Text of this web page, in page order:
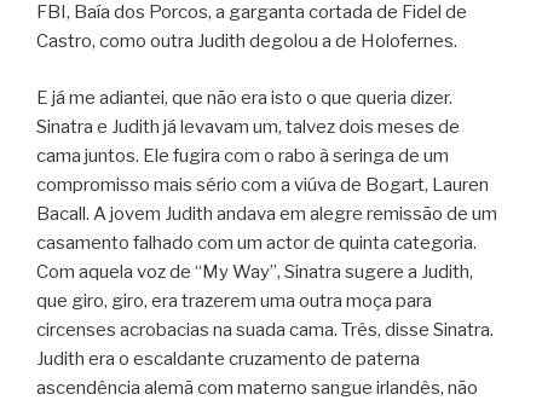
FBI, Baía dos Porcos, a garganta cortada de Fidel de
Castro, como outra Judith degolou a de Holofernes.
E já me adiantei, que não era isto o que queria dizer.
Sinatra e Judith já levavam um, talvez dois meses de
cama juntos. Ele fugira com o rabo à seringa de um
compromisso mais sério com a viúva de Bogart, Lauren
Bacall. A jovem Judith andava em alegre remissão de um
casamento falhado com um actor de quinta categoria.
Com aquela voz de “My Way”, Sinatra sugere a Judith,
que giro, giro, era trazerem uma outra moça para
circenses acrobacias na suada cama. Três, disse Sinatra.
Judith era o escaldante cruzamento de paterna
ascendência alemã com materno sangue irlandês, não